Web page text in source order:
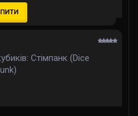
Стімпанк (Dice